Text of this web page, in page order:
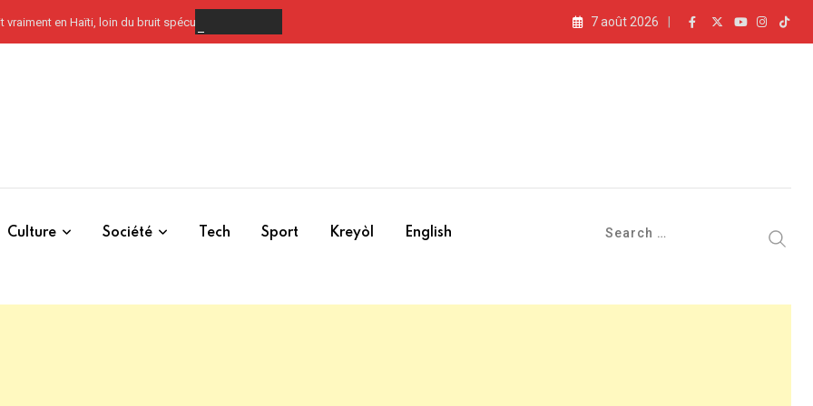
en Haïti, loin du bruit spéculatif 7 août 2026
Culture Société Tech Sport Kreyòl English